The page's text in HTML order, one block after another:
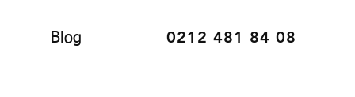
Blog 0212 481 84 08